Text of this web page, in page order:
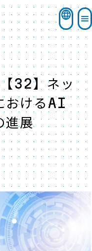
】ネッ
おけるAI
進展